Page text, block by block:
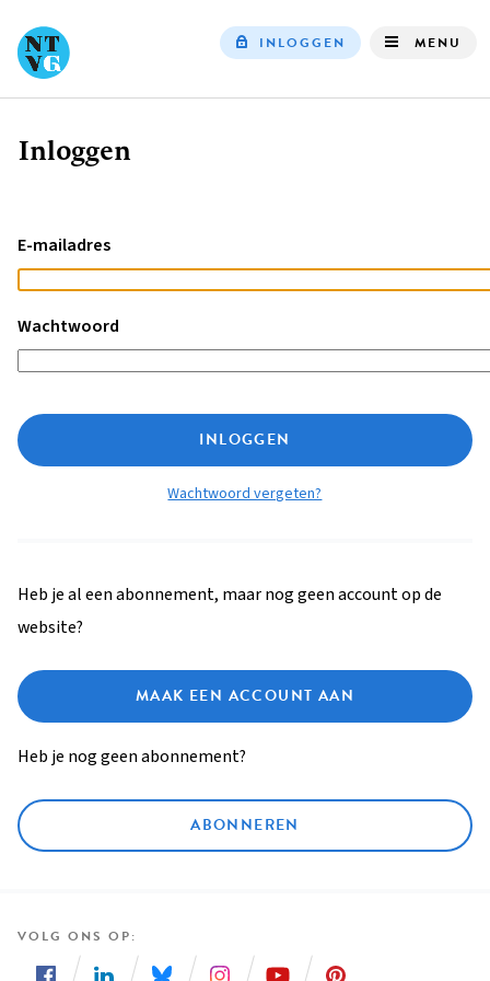
INLOGGEN MENU
Kruimelpad
Inloggen
E-mailadres
Wachtwoord
INLOGGEN
Wachtwoord vergeten?
Heb je al een abonnement, maar nog geen account op de
website?
MAAK EEN ACCOUNT AAN
Heb je nog geen abonnement?
ABONNEREN
VOLG ONS OP